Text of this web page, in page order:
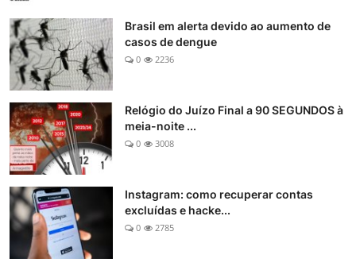
Brasil em alerta devido ao aumento de
casos de dengue
0 2236
Relógio do Juízo Final a 90 SEGUNDOS à
meia-noite ...
0 3008
Instagram: como recuperar contas
excluídas e hacke...
0 2785